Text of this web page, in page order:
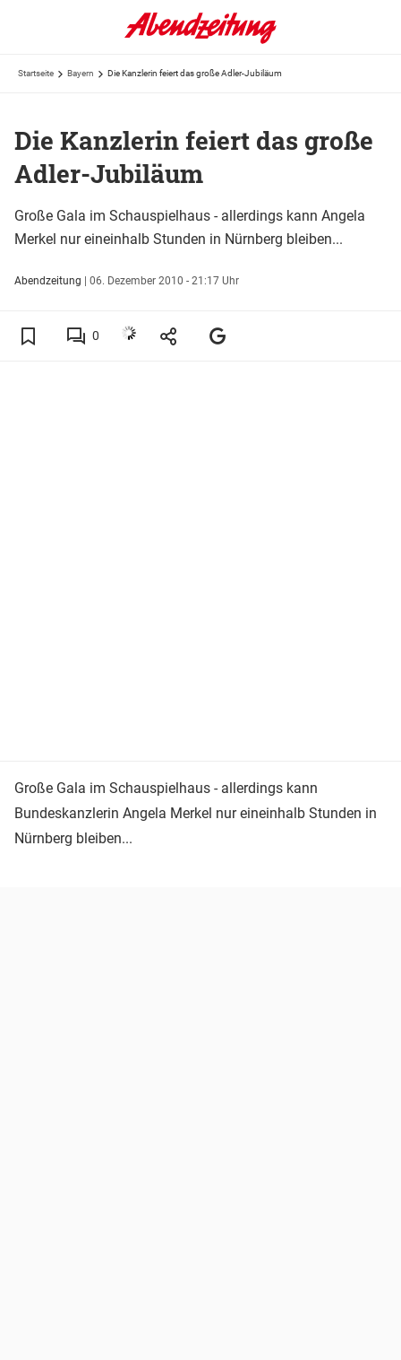
Startseite Bayern Die Kanzlerin feiert das große Adler-Jubiläum
Die Kanzlerin feiert das große
Adler-Jubiläum
Große Gala im Schauspielhaus - allerdings kann Angela
Merkel nur eineinhalb Stunden in Nürnberg bleiben...
Abendzeitung | 06. Dezember 2010 - 21:17 Uhr
0
Große Gala im Schauspielhaus - allerdings kann
Bundeskanzlerin Angela Merkel nur eineinhalb Stunden in
Nürnberg bleiben...